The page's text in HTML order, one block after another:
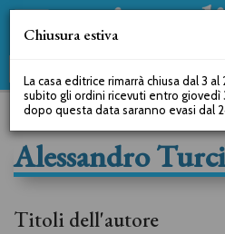
Alessandro Turci
Titoli dell'autore
Chiusura estiva
La casa editrice rimarrà chiusa dal 3
subito gli ordini ricevuti entro
dopo questa data saranno evasi dal